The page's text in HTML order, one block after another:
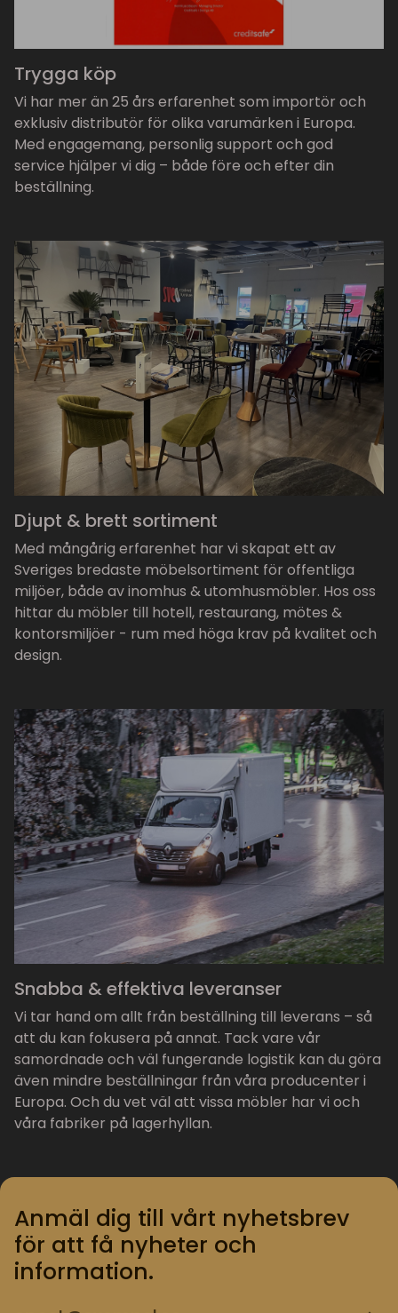
Trygga köp
Vi har mer än 25 års erfarenhet som importör och
exklusiv distributör för olika varumärken i Europa.
Med engagemang, personlig support och god
service hjälper vi dig – både före och efter din
beställning.
Djupt & brett sortiment
Med mångårig erfarenhet har vi skapat ett av
Sveriges bredaste möbelsortiment för offentliga
miljöer, både av inomhus & utomhusmöbler. Hos oss
hittar du möbler till hotell, restaurang, mötes &
kontorsmiljöer - rum med höga krav på kvalitet och
design.
Snabba & effektiva leveranser
Vi tar hand om allt från beställning till leverans – så
att du kan fokusera på annat. Tack vare vår
samordnade och väl fungerande logistik kan du göra
även mindre beställningar från våra producenter i
Europa. Och du vet väl att vissa möbler har vi och
våra fabriker på lagerhyllan.
Anmäl dig till vårt nyhetsbrev
för att få nyheter och
information.